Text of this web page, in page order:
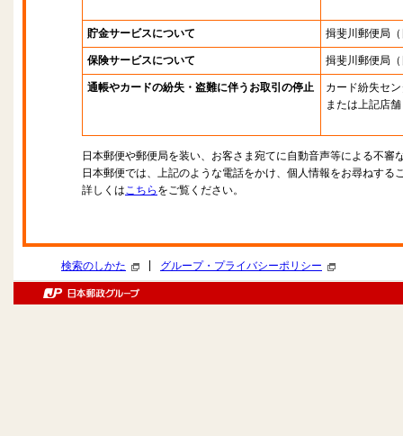
貯金サービスについて 揖斐川郵便局
保険サービスについて 揖斐川郵便局
通帳やカードの紛失・盗難に伴うお取引の停止
カード紛失セ
または上記店舗
日本郵便や郵便局を装い、お客さま宛てに自動音声等による不審
日本郵便では、上記のような電話をかけ、個人情報をお尋ねする
詳しくはこちら をご覧ください。
検索のしかた グループ・プライバシーポリシー